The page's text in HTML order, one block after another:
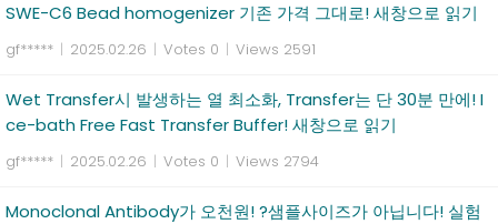
SWE-C6 Bead homogenizer 기존 가격 그대로! 새창으로 읽기
gf***** | 2025.02.26 | Votes 0 | Views 2591
Wet Transfer시 발생하는 열 최소화, Transfer는 단 30분 만에! I
ce-bath Free Fast Transfer Buffer! 새창으로 읽기
gf***** | 2025.02.26 | Votes 0 | Views 2794
Monoclonal Antibody가 오천원! ?샘플사이즈가 아닙니다! 실험